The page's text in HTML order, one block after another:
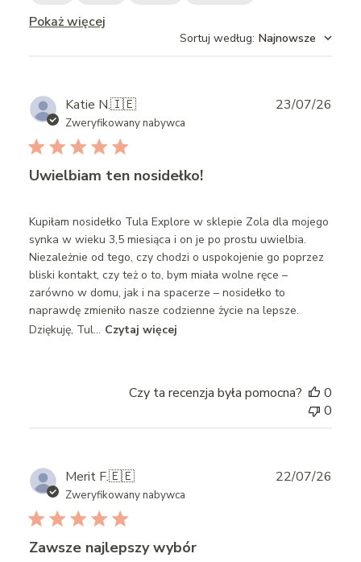
Pokaż więcej
Sortuj według: Najnowsze
Katie N.🇮🇪
Zweryfikowany nabywca
Uwielbiam ten nosidełko!
Kupiłam nosidełko Tula Explore w sklepie Zola dla mojego
synka w wieku 3,5 miesiąca i on je po prostu uwielbia.
Niezależnie od tego, czy chodzi o uspokojenie go poprzez
bliski kontakt, czy też o to, bym miała wolne ręce –
zarówno w domu, jak i na spacerze – nosidełko to
naprawdę zmieniło nasze codzienne życie na lepsze.
Dziękuję, Tul... Czytaj więcej
23/07/26
Czy ta recenzja była pomocna?
0
0
Merit F.🇪🇪
Zweryfikowany nabywca
Zawsze najlepszy wybór
22/07/26